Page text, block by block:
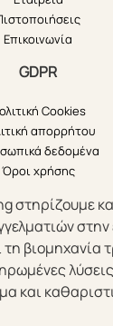
Επικοινωνία
GDPR
Cookies
απορρήτου
δεδομένα
Όροι χρήσης
στηρίζουμε
τη βιομηχανία
και